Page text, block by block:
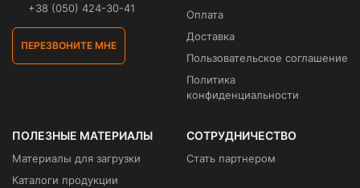
+38 (050) 424-30-41
ПЕРЕЗВОНИТЕ МНЕ
Оплата
Доставка
Пользовательское соглашение
Политика
конфиденциальности
ПОЛЕЗНЫЕ МАТЕРИАЛЫ
Материалы для загрузки
Каталоги продукции
СОТРУДНИЧЕСТВО
Стать партнером